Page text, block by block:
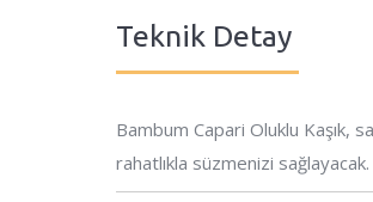
Teknik Detay
Bambum Capari Oluklu Kaşık,
rahatlıkla süzmenizi sağlayacak.